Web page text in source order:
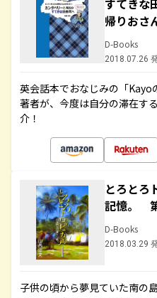
すてきな
帰りおさ
D-Books
2018.07.26
英会話本でおなじみの「Kayo
著者が、今度は自分の滞在す
介！
とろとろ
記憶。
D-Books
2018.03.29
子供の頃から夢見ていた南の